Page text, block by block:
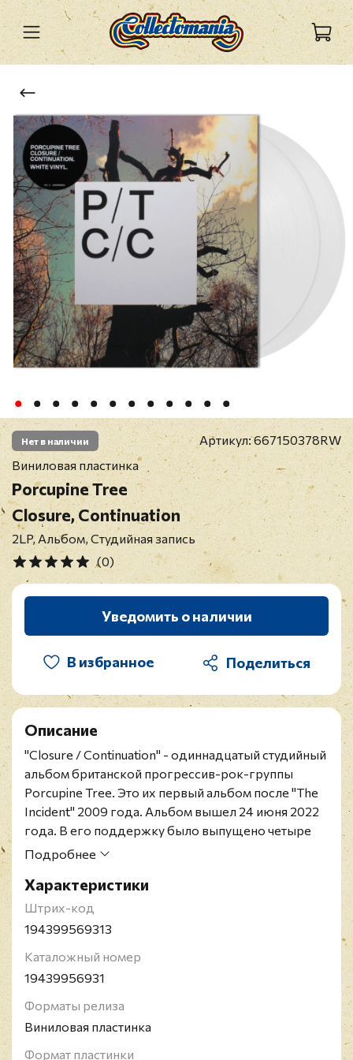
Нет в наличии Артикул:667150378RW
Виниловая пластинка
Porcupine Tree
Closure, Continuation
2LP, Альбом, Студийная запись
(0)
Уведомить о наличии
В избранное
Описание
"Closure / Continuation" - одиннадцатый студийный
альбом британской прогрессив-рок-группы
Porcupine Tree. Это их первый альбом после "The
Incident" 2009 года. Альбом вышел 24 июня 2022
года. В его поддержку было выпущено четыре
сингла - "Harridan", "Of the New Day", "Herd Culling"
номером два в чарте альбомов Великобритании и
достиг первого места в Германии, Нидерландах и
Швейцарии.
Porcupine Tree - британская прогрессив-рок-
группа, основанная Стивеном Уилсоном в Хемел-
Хепмстеде (Хартфордшир, Англия) в 1987 году.
Уникальное звучание этой группы - результат
Подробнее
Характеристики
Штрих-код
194399569313
Каталожный номер
19439956931
Форматы релиза
Виниловая пластинка
Формат пластинки